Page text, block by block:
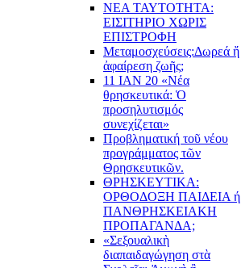
ΝΕΑ ΤΑΥΤΟΤΗΤΑ:
ΕΙΣΙΤΗΡΙΟ ΧΩΡΙΣ
ΕΠΙΣΤΡΟΦΗ
Μεταμοσχεύσεις:Δωρεά ἤ
ἀφαίρεση ζωῆς;
11 ΙΑΝ 20 «Νέα
θρησκευτικά: Ὁ
προσηλυτισμός
συνεχίζεται»
Προβληματική τοῦ νέου
προγράμματος τῶν
Θρησκευτικῶν.
ΘΡΗΣΚΕΥΤΙΚΑ:
ΟΡΘΟΔΟΞΗ ΠΑΙΔΕΙΑ ή
ΠΑΝΘΡΗΣΚΕΙΑΚΗ
ΠΡΟΠΑΓΑΝΔΑ;
«Σεξουαλικὴ
διαπαιδαγώγηση στὰ